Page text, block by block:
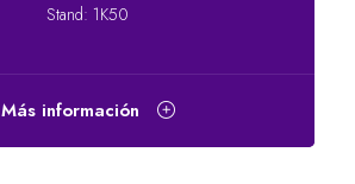
Stand: 1K50
Más información